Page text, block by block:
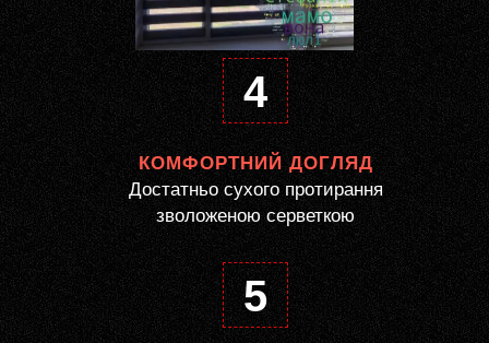
4
КОМФОРТНИЙ ДОГЛЯД
Достатньо сухого протирання
зволоженою серветкою
5